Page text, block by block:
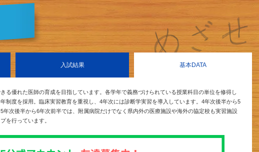
入試結果 基本DATA
る優れた医師の育成を目指しています。各学年で義務づけられている授業科目の単位を修得し
制度を採用。臨床実習教育を重視し、4年次には診断学実習を導入しています。4年次後半から5
年次後半から6年次前半では、附属病院だけでなく県内外の医療施設や海外の協定校も実習施設
を行っています。